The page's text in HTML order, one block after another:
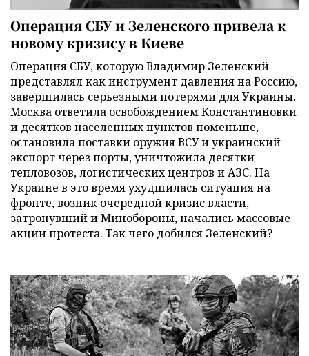
Операция СБУ и Зеленского привела к
новому кризису в Киеве
Операция СБУ, которую Владимир Зеленский
представлял как инструмент давления на Россию,
завершилась серьезными потерями для Украины.
Москва ответила освобождением Константиновки
и десятков населенных пунктов поменьше,
остановила поставки оружия ВСУ и украинский
экспорт через порты, уничтожила десятки
тепловозов, логистических центров и АЗС. На
Украине в это время ухудшилась ситуация на
фронте, возник очередной кризис власти,
затронувший и Минобороны, начались массовые
акции протеста. Так чего добился Зеленский?